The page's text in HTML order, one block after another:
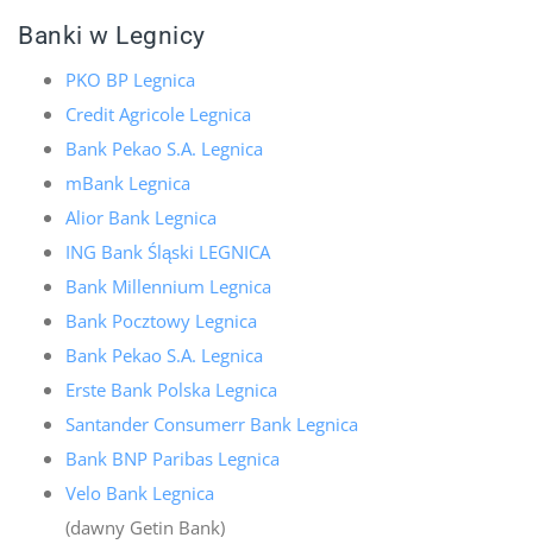
Banki w Legnicy
PKO BP Legnica
Credit Agricole Legnica
Bank Pekao S.A. Legnica
mBank Legnica
Alior Bank Legnica
ING Bank Śląski LEGNICA
Bank Millennium Legnica
Bank Pocztowy Legnica
Bank Pekao S.A. Legnica
Erste Bank Polska Legnica
Santander Consumerr Bank Legnica
Bank BNP Paribas Legnica
Velo Bank Legnica
(dawny Getin Bank)